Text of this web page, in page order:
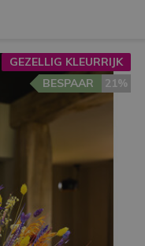
GEZELLIG KLEURRIJK
21%
BESPAAR